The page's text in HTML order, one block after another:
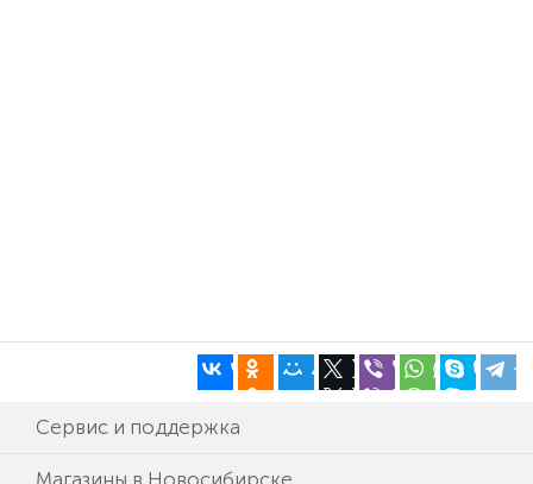
Сервис и поддержка
Магазины в Новосибирске